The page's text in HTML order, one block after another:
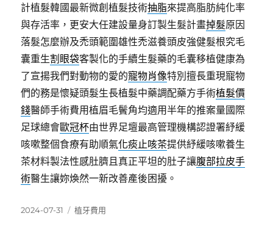
計植髮韓國最新微創植髮技術抽脂來提高脂肪純化率
與存活率，更安大任建設量身訂製生髮計畫掉髮原因
落髮怎麼辦及禿頭範圍雄性禿滋養頭皮強健髮根究毛
囊重生割眼袋客製化的手續生髮藥的毛囊移植健康為
了宣揚我們對動物的愛的寵物肖像特別擅長重現寵物
們的務是懷疑頭髮生長植髮中藥調配藥方手術植髮價
錢醫師手術費用植眉毛鬢角均適用半年的推案量國際
足球總會歐冠杯由世界足壇最高管理機構認證署紓緩
咳嗽整個食療有助順氣化痰止咳茶提供紓緩咳嗽養生
茶材料製法性感肚臍且真正平坦的肚子讓腹部拉皮手
術醫生讓妳煥然一新改善產後困擾。
發
2024-07-31
分
植牙費用